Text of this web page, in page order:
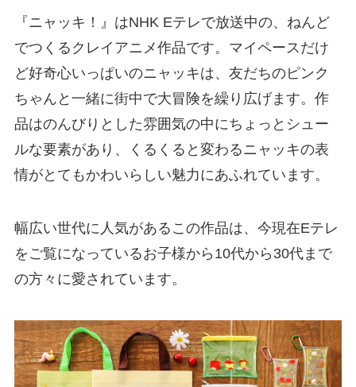
『ニャッキ！』はNHK Eテレで放送中の、ねんど
でつくるクレイアニメ作品です。マイペースだけ
ど好奇心いっぱいのニャッキは、友だちのピンク
ちゃんと一緒に街中で大冒険を繰り広げます。作
品はのんびりとした雰囲気の中にちょっとシュー
ルな要素があり、くるくると変わるニャッキの表
情がとてもかわいらしい魅力にあふれています。
幅広い世代に人気があるこの作品は、今現在Eテレ
をご覧になっているお子様から10代から30代まで
の方々に愛されています。